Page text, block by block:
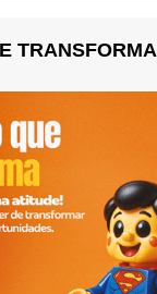
TRANSFORMA